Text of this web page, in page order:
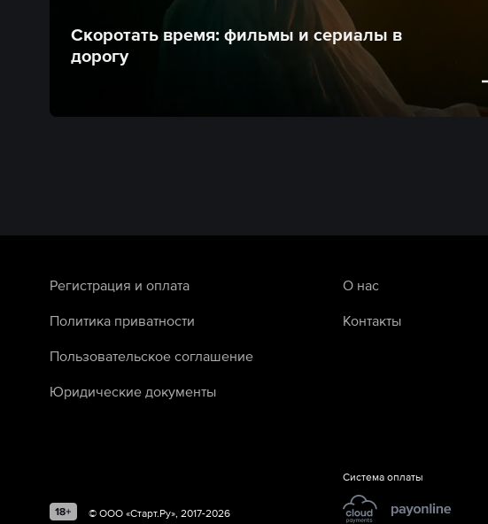
Скоротать время: фильмы и сериалы в
дорогу
Регистрация и оплата
Политика приватности
Пользовательское соглашение
Юридические документы
© ООО «Старт.Ру», 2017-2026
О нас
Контакты
Система оплаты